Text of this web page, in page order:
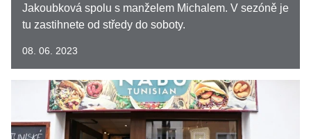
Jakoubková spolu s manželem Michalem. V sezóně je
tu zastihnete od středy do soboty.
08. 06. 2023